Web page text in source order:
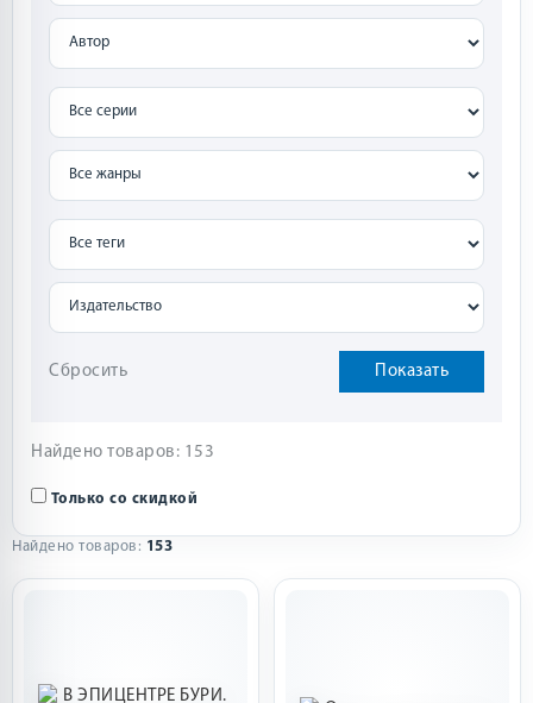
Сбросить Показать
Найдено товаров: 153
Только со скидкой
Найдено товаров: 153